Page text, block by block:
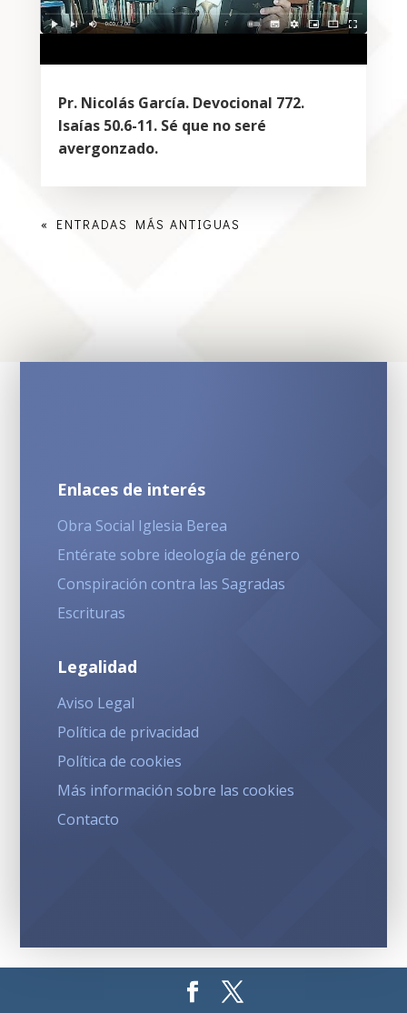
Pr. Nicolás García. Devocional 772.
Isaías 50.6-11. Sé que no seré
avergonzado.
« ENTRADAS MÁS ANTIGUAS
Enlaces de interés
Obra Social Iglesia Berea
Entérate sobre ideología de género
Conspiración contra las Sagradas
Escrituras
Legalidad
Aviso Legal
Política de privacidad
Política de cookies
Más información sobre las cookies
Contacto